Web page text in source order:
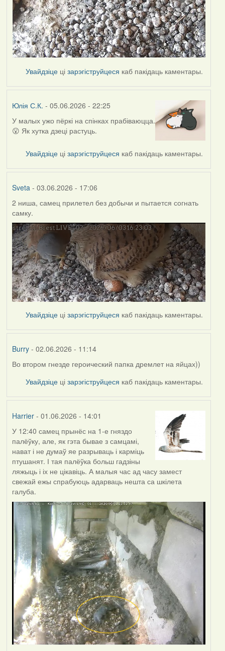
Увайдзіце цізарэгіструйцеся каб пакідаць каментары.
Юлія С.К. - 05.06.2026 - 22:25
У малых ужо пёркі на спінках прабіваюцца.
😮 Як хутка дзеці растуць.
Увайдзіце цізарэгіструйцеся каб пакідаць каментары.
Sveta- 03.06.2026 - 17:06
2 ниша, самец прилетел без добычи и пытается согнать
самку.
Увайдзіце цізарэгіструйцеся каб пакідаць каментары.
Burry- 02.06.2026 - 11:14
Во втором гнезде героический папка дремлет на яйцах))
Увайдзіце цізарэгіструйцеся каб пакідаць каментары.
Harrier- 01.06.2026 - 14:01
У 12:40 самец прынёс на 1-е гняздо
палёўку, але, як гэта бывае з самцамі,
нават і не думаў яе разрываць і карміць
птушанят. І тая палёўка больш гадзіны
ляжыць і іх не цікавіць. А малыя час ад часу замест
свежай ежы спрабуюць адарваць нешта са шкілета
галуба.